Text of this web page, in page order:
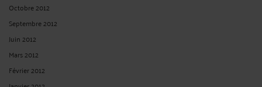
Octobre 2012
Septembre 2012
Juin 2012
Mars 2012
Février 2012